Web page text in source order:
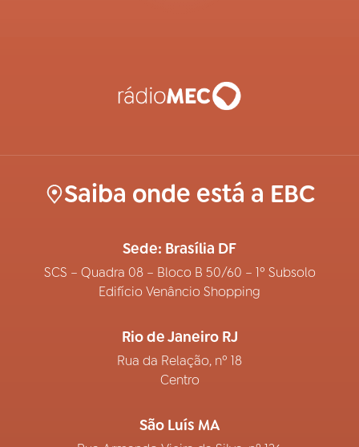
Saiba onde está a EBC
Sede: Brasília DF
SCS – Quadra 08 – Bloco B 50/60 – 1º Subsolo
Edifício Venâncio Shopping
Rio de Janeiro RJ
Rua da Relação, nº 18
Centro
São Luís MA